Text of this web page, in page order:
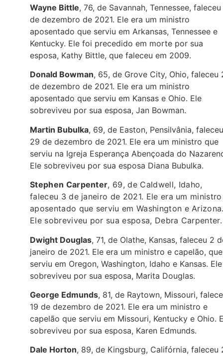
Wayne Bittle, 76, de Savannah, Tennessee, faleceu
de dezembro de 2021. Ele era um ministro
aposentado que serviu em Arkansas, Tennessee e
Kentucky. Ele foi precedido em morte por sua
esposa, Kathy Bittle, que faleceu em 2009.
Donald Bowman, 65, de Grove City, Ohio, faleceu
de dezembro de 2021. Ele era um ministro
aposentado que serviu em Kansas e Ohio. Ele
sobreviveu por sua esposa, Jan Bowman.
Martin Bubulka, 69, de Easton, Pensilvânia, faleceu
29 de dezembro de 2021. Ele era um ministro que
serviu na Igreja Esperança Abençoada do
Ele sobreviveu por sua esposa Diana Bubulka.
Stephen Carpenter, 69, de Caldwell, Idaho,
faleceu 3 de janeiro de 2021. Ele era um ministro
aposentado que serviu em Washington e
Ele sobreviveu por sua esposa, Debra Carpenter.
Dwight Douglas, 71, de Olathe, Kansas, faleceu 2
janeiro de 2021. Ele era um ministro e capelão, que
serviu em Oregon, Washington, Idaho e Kansas. Ele
sobreviveu por sua esposa, Marita Douglas.
George Edmunds, 81, de Raytown, Missouri,
19 de dezembro de 2021. Ele era um ministro e
capelão que serviu em Missouri, Kentucky e Ohio.
sobreviveu por sua esposa, Karen Edmunds.
Dale Horton, 89, de Kingsburg, Califórnia, faleceu